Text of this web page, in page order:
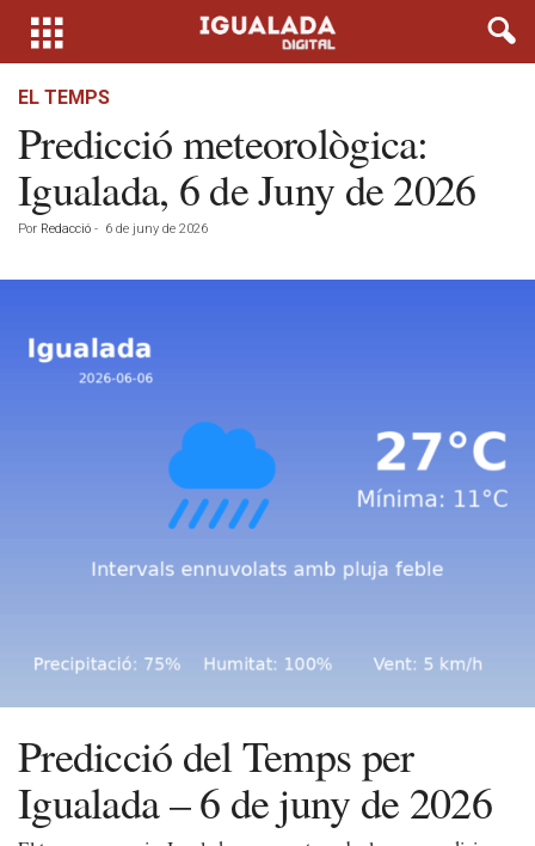
EL TEMPS
Predicció meteorològica:
Igualada, 6 de Juny de 2026
Por Redacció - 6 de juny de 2026
Predicció del Temps per
Igualada – 6 de juny de 2026